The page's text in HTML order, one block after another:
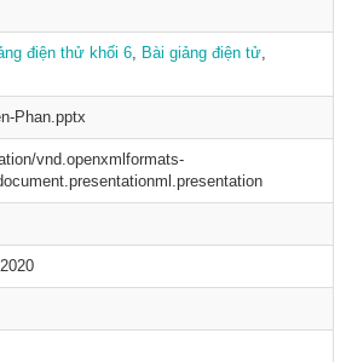
điện thử khối 6, Bài giảng điện tử,
Phan.pptx
vnd.openxmlformats-